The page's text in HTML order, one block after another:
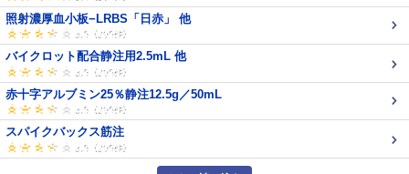
照射濃厚血小板−LRBS「日赤」 他
バイクロット配合静注用2.5mL 他
赤十字アルブミン25％静注12.5g／50mL
スパイクバックス筋注